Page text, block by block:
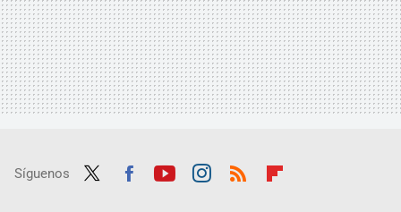
Síguenos